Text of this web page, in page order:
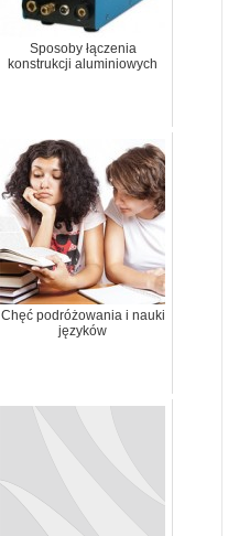
Sposoby łączenia
konstrukcji aluminiowych
Chęć podróżowania i nauki
języków